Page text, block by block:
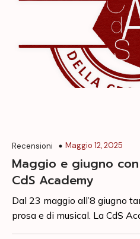
Recensioni Maggio 12, 2025
Maggio e giugno
CdS Academy
Dal 23 maggio all’8 giugno
prosa e di musical. La CdS